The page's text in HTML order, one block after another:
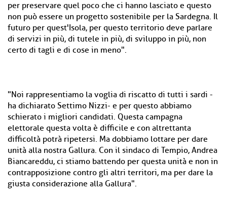
per preservare quel poco che ci hanno lasciato e questo
non può essere un progetto sostenibile per la Sardegna. Il
futuro per quest'Isola, per questo territorio deve parlare
di servizi in più, di tutele in più, di sviluppo in più, non
certo di tagli e di cose in meno".
"Noi rappresentiamo la voglia di riscatto di tutti i sardi -
ha dichiarato Settimo Nizzi- e per questo abbiamo
schierato i migliori candidati. Questa campagna
elettorale questa volta è difficile e con altrettanta
difficoltà potrà ripetersi. Ma dobbiamo lottare per dare
unità alla nostra Gallura. Con il sindaco di Tempio, Andrea
Biancareddu, ci stiamo battendo per questa unità e non in
contrapposizione contro gli altri territori, ma per dare la
giusta considerazione alla Gallura".